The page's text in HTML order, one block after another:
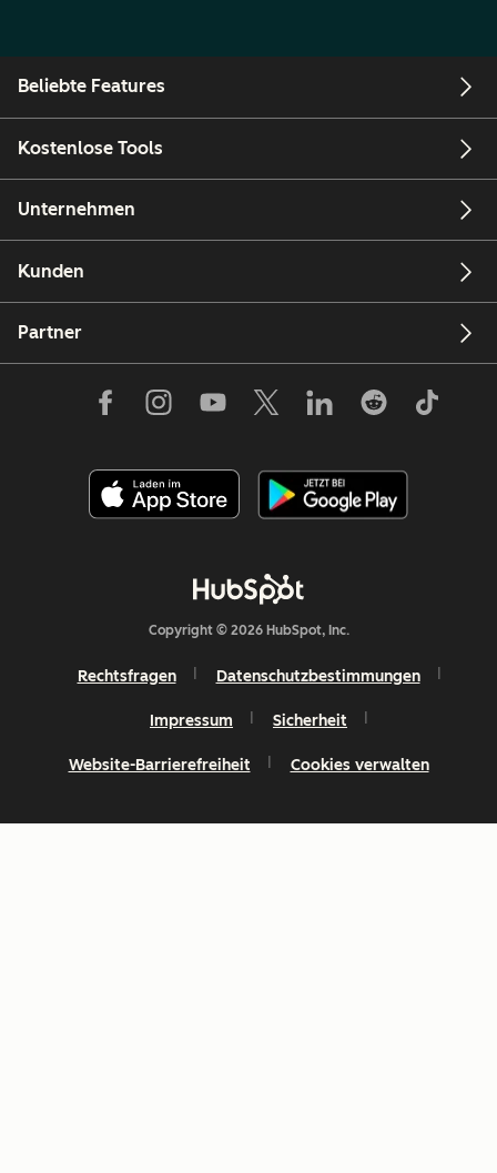
Beliebte Features
Kostenlose Tools
Unternehmen
Kunden
Partner
Copyright © 2026 HubSpot, Inc.
Rechtsfragen Datenschutzbestimmungen
Impressum Sicherheit
Website-Barrierefreiheit Cookies verwalten